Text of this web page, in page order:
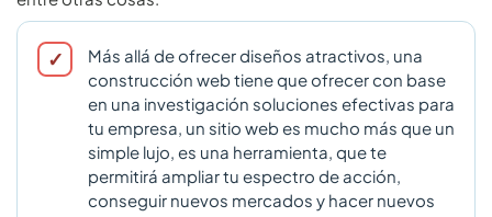
Más allá de ofrecer diseños atractivos, una
construcción web tiene que ofrecer con base
en una investigación soluciones efectivas para
tu empresa, un sitio web es mucho más que un
simple lujo, es una herramienta, que te
permitirá ampliar tu espectro de acción,
conseguir nuevos mercados y hacer nuevos